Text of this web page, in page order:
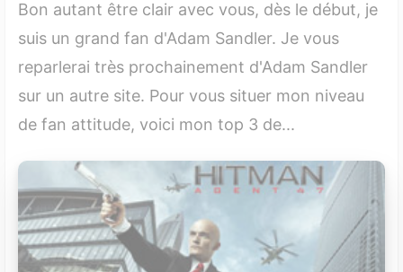
Bon autant être clair avec vous, dès le début, je
suis un grand fan d'Adam Sandler. Je vous
reparlerai très prochainement d'Adam Sandler
sur un autre site. Pour vous situer mon niveau
de fan attitude, voici mon top 3 de...